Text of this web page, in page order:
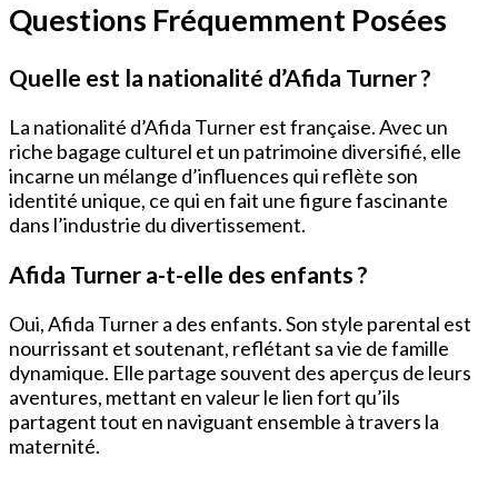
Questions Fréquemment Posées
Quelle est la nationalité d’Afida Turner ?
La nationalité d’Afida Turner est française. Avec un
riche bagage culturel et un patrimoine diversifié, elle
incarne un mélange d’influences qui reflète son
identité unique, ce qui en fait une figure fascinante
dans l’industrie du divertissement.
Afida Turner a-t-elle des enfants ?
Oui, Afida Turner a des enfants. Son style parental est
nourrissant et soutenant, reflétant sa vie de famille
dynamique. Elle partage souvent des aperçus de leurs
aventures, mettant en valeur le lien fort qu’ils
partagent tout en naviguant ensemble à travers la
maternité.